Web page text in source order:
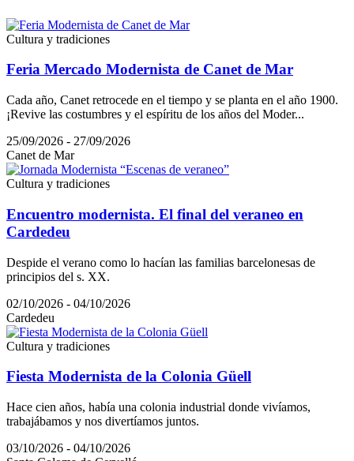
Cultura y tradiciones
Feria Mercado Modernista de Canet de Mar
Cada año, Canet retrocede en el tiempo y se planta en el año 1900.
¡Revive las costumbres y el espíritu de los años del Moder...
25/09/2026 - 27/09/2026
Canet de Mar
Cultura y tradiciones
Encuentro modernista. El final del veraneo en
Cardedeu
Despide el verano como lo hacían las familias barcelonesas de
principios del s. XX.
02/10/2026 - 04/10/2026
Cardedeu
Cultura y tradiciones
Fiesta Modernista de la Colonia Güell
Hace cien años, había una colonia industrial donde vivíamos,
trabajábamos y nos divertíamos juntos.
03/10/2026 - 04/10/2026